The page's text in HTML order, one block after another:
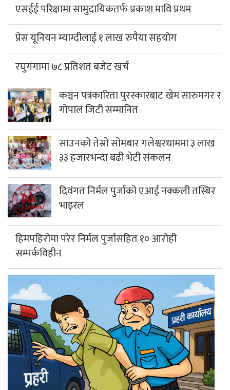
एसईई परिक्षामा सामुदायिकतर्फ प्रकाश मावि प्रथम
प्रेस यूनियन म्याग्दीलाई १ लाख रुपैया सहयोग
रघुगंगामा ७८ प्रतिशत बजेट खर्च
कञ्चन पत्रकारिता पुरस्कारबाट खेम सारुमगर र
गोपाल जिटी सम्मानित
साउनको तेस्रो सोमबार गलेश्वरधाममा ३ लाख
३३ हजारभन्दा बढी भेटी संकलन
दिवंगत निर्मल पुर्जाको एआई नक्कली तस्बिर
भाइरल
हिमपहिरोमा परेर निर्मल पुर्जासहित १० आरोही
सम्पर्कविहीन